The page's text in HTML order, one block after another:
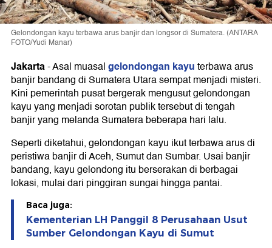
Gelondongan kayu terbawa arus banjir dan longsor di Sumatera. (ANTARA
FOTO/Yudi Manar)
Jakarta-Asal muasalgelondongan kayuterbawa arus
banjir bandang di Sumatera Utara sempat menjadi misteri.
Kini pemerintah pusat bergerak mengusut gelondongan
kayu yang menjadi sorotan publik tersebut di tengah
banjir yang melanda Sumatera beberapa hari lalu.
Seperti diketahui, gelondongan kayu ikut terbawa arus di
peristiwa banjir di Aceh, Sumut dan Sumbar. Usai banjir
bandang, kayu gelondong itu berserakan di berbagai
lokasi, mulai dari pinggiran sungai hingga pantai.
Baca juga:
Kementerian LH Panggil 8 Perusahaan Usut
Sumber Gelondongan Kayu di Sumut